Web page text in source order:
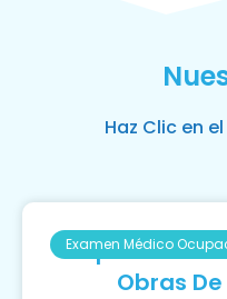
Haz Clic en
Examen Médico
Importancia
Obras